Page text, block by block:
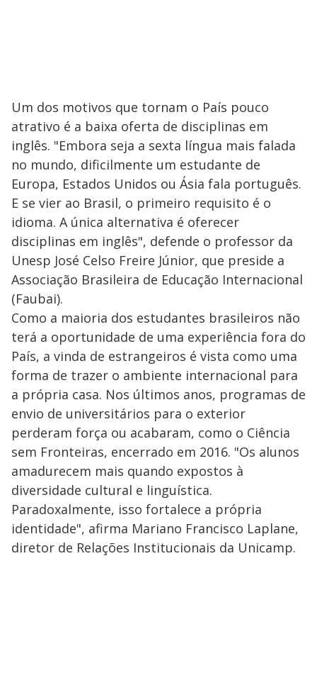
Um dos motivos que tornam o País pouco
atrativo é a baixa oferta de disciplinas em
inglês. "Embora seja a sexta língua mais falada
no mundo, dificilmente um estudante de
Europa, Estados Unidos ou Ásia fala português.
E se vier ao Brasil, o primeiro requisito é o
idioma. A única alternativa é oferecer
disciplinas em inglês", defende o professor da
Unesp José Celso Freire Júnior, que preside a
Associação Brasileira de Educação Internacional
(Faubai).
Como a maioria dos estudantes brasileiros não
terá a oportunidade de uma experiência fora do
País, a vinda de estrangeiros é vista como uma
forma de trazer o ambiente internacional para
a própria casa. Nos últimos anos, programas de
envio de universitários para o exterior
perderam força ou acabaram, como o Ciência
sem Fronteiras, encerrado em 2016. "Os alunos
amadurecem mais quando expostos à
diversidade cultural e linguística.
Paradoxalmente, isso fortalece a própria
identidade", afirma Mariano Francisco Laplane,
diretor de Relações Institucionais da Unicamp.